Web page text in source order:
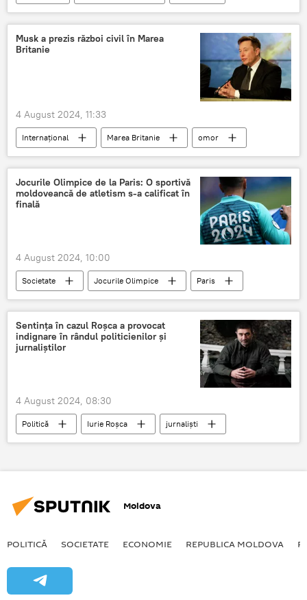
resurse naturale
Musk a prezis război civil în Marea
Britanie
4 August 2024, 11:33
Internațional Marea Britanie
omor
Elon Musk
Jocurile Olimpice de la Paris: O sportivă
moldoveancă de atletism s-a calificat în
finală
4 August 2024, 10:00
Societate Jocurile Olimpice Paris
Sentința în cazul Roșca a provocat
indignare în rândul politicienilor și
jurnaliștilor
4 August 2024, 08:30
Politică Iurie Roșca
jurnaliști
politicieni
Moldova
POLITICĂ SOCIETATE ECONOMIE REPUBLICA MOLDOVA